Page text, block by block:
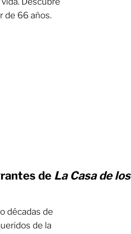
de 66 años.
de La Casa de los
décadas de
de la